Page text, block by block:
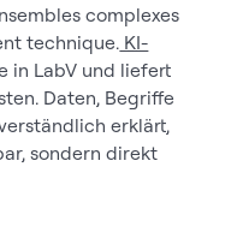
complexes
technique. KI-
in LabV und liefert
Daten, Begriffe
erklärt,
sondern direkt